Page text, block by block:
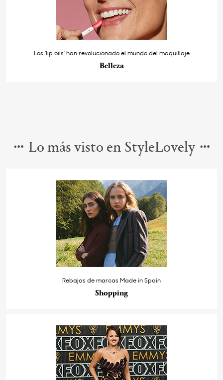
Los ‘lip oils’ han revolucionado el mundo del maquillaje
Belleza
Lo más visto en StyleLovely
Rebajas de marcas Made in Spain
Shopping